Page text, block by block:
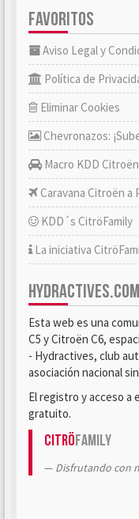
FAVORITOS
Aviso Legal y
Política de
Eliminar Cookies
Chevronazos:
Macro KDD Citroën
Caravana Citroën a
KDD´s CitröFamily
La iniciativa
HYDRACTIVES.COM
Esta web es una
C5 y Citroën C6,
- Hydractives, club
asociación nacional
El registro y acceso
gratuito.
CitröFamily
Disfrutando con